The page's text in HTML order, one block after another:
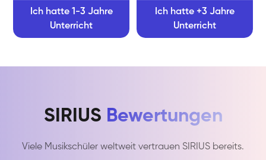
Ich hatte 1-3 Jahre
Unterricht
Ich hatte +3 Jahre
Unterricht
SIRIUS Bewertungen
Viele Musikschüler weltweit vertrauen SIRIUS bereits.